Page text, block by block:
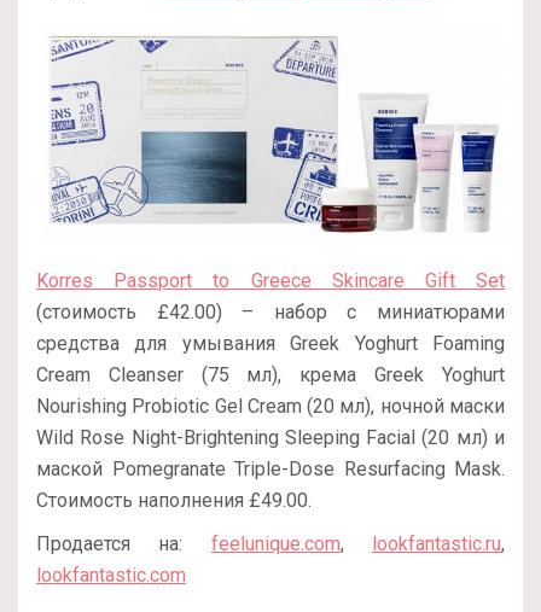
Korres Passport to Greece Skincare Gift Set
(стоимость £42.00) – набор с миниатюрами
средства для умывания Greek Yoghurt Foaming
Cream Cleanser (75 мл), крема Greek Yoghurt
Nourishing Probiotic Gel Cream (20 мл), ночной маски
Wild Rose Night-Brightening Sleeping Facial (20 мл) и
маской Pomegranate Triple-Dose Resurfacing Mask.
Стоимость наполнения £49.00.
Продается на: feelunique.com, lookfantastic.ru,
lookfantastic.com